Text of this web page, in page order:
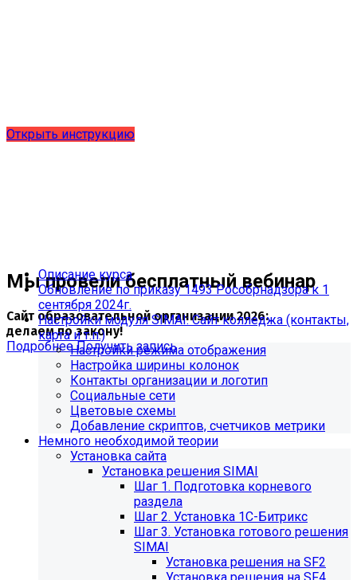
Открыть инструкцию
Мы провели бесплатный вебинар
Сайт образовательной организации 2026:
делаем по закону!
ПодробнееПолучить запись
Описание курса
Обновление по приказу 1493 Рособрнадзора к 1
сентября 2024г.
Настройки модуля SIMAI: Сайт колледжа (контакты,
карта и т.п.)
Настройки режима отображения
Настройка ширины колонок
Контакты организации и логотип
Социальные сети
Цветовые схемы
Добавление скриптов, счетчиков метрики
Немного необходимой теории
Установка сайта
Установка решения SIMAI
Шаг 1. Подготовка корневого
раздела
Шаг 2. Установка 1С-Битрикс
Шаг 3. Установка готового решения
SIMAI
Установка решения на SF2